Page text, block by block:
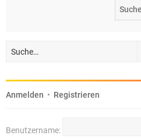
Anmelden • Registrieren
Benutzername: